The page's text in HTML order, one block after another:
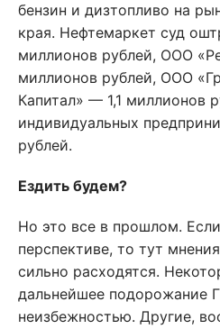
бензин и дизтопливо на
края. Нефтемаркет суд
миллионов рублей, ООО
миллионов рублей, ООО
Капитал» — 1,1 миллионов
индивидуальных
рублей.
Ездить будем?
Но это все в прошлом.
перспективе, то тут
сильно расходятся.
дальнейшее подорожание
неизбежностью. Другие,